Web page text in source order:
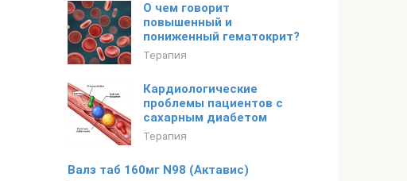
О чем говорит
повышенный и
пониженный гематокрит?
Терапия
Кардиологические
проблемы пациентов с
сахарным диабетом
Терапия
Валз таб 160мг N98 (Актавис)